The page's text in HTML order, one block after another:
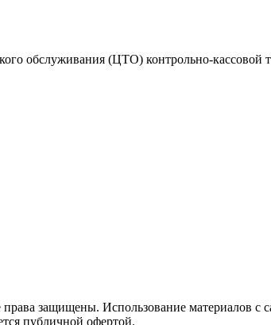
обслуживания (ЦТО) контрольно-кассовой
защищены. Использование материалов с
публичной офертой.